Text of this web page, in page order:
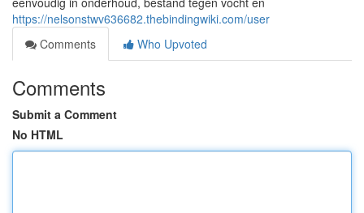
https://nelsonstwv636682.thebindingwiki.com/user
Comments
Who Upvoted
Comments
Submit a Comment
No HTML